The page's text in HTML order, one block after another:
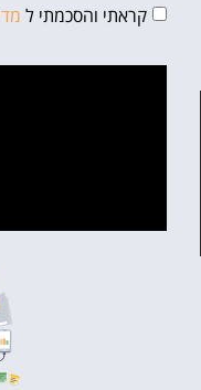
קראתי והסכמתי ל